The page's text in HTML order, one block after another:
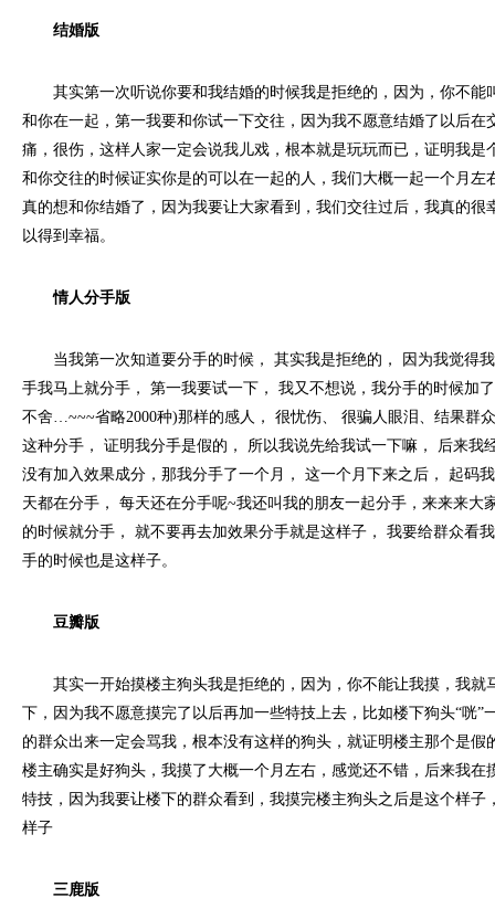
结婚版
其实第一次听说你要和我结婚的时候我是拒绝的，因为，你不能
和你在一起，第一我要和你试一下交往，因为我不愿意结婚了以后在
痛，很伤，这样人家一定会说我儿戏，根本就是玩玩而已，证明我是
和你交往的时候证实你是的可以在一起的人，我们大概一起一个月左
真的想和你结婚了，因为我要让大家看到，我们交往过后，我真的很
以得到幸福。
情人分手版
当我第一次知道要分手的时候， 其实我是拒绝的， 因为我觉得
手我马上就分手， 第一我要试一下， 我又不想说，我分手的时候加
不舍…~~~省略2000种)那样的感人， 很忧伤、 很骗人眼泪、结果群
这种分手， 证明我分手是假的， 所以我说先给我试一下嘛， 后来我
没有加入效果成分，那我分手了一个月， 这一个月下来之后， 起码
天都在分手， 每天还在分手呢~我还叫我的朋友一起分手，来来来大
的时候就分手， 就不要再去加效果分手就是这样子， 我要给群众看
手的时候也是这样子。
豆瓣版
其实一开始摸楼主狗头我是拒绝的，因为，你不能让我摸，我就
下，因为我不愿意摸完了以后再加一些特技上去，比如楼下狗头“咣”
的群众出来一定会骂我，根本没有这样的狗头，就证明楼主那个是假
楼主确实是好狗头，我摸了大概一个月左右，感觉还不错，后来我在
特技，因为我要让楼下的群众看到，我摸完楼主狗头之后是这个样子
样子
三鹿版